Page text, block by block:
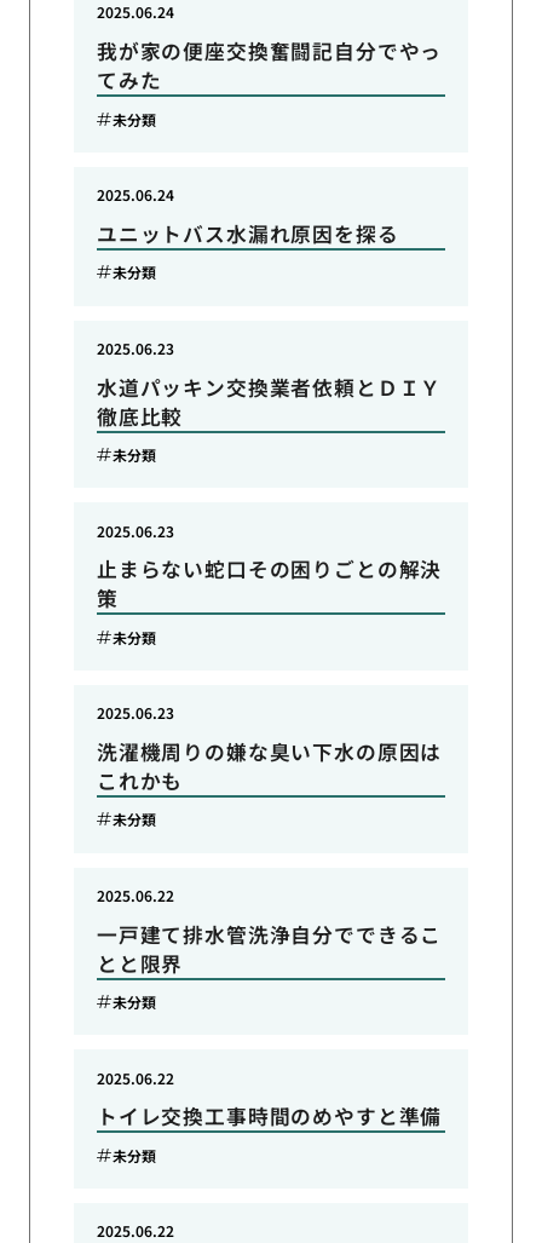
我が家の便座交換奮闘記自分でやっ
てみた
2025.06.24
未分類
ユニットバス水漏れ原因を探る
2025.06.24
未分類
水道パッキン交換業者依頼とＤＩＹ
徹底比較
2025.06.23
未分類
止まらない蛇口その困りごとの解決
策
2025.06.23
未分類
洗濯機周りの嫌な臭い下水の原因は
これかも
2025.06.23
未分類
一戸建て排水管洗浄自分でできるこ
とと限界
2025.06.22
未分類
トイレ交換工事時間のめやすと準備
2025.06.22
未分類
2025.06.22